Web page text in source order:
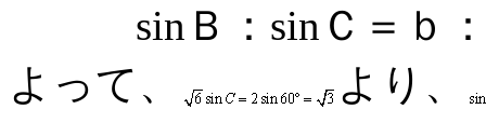
sinＢ：sinＣ＝ｂ：
よって、
より、